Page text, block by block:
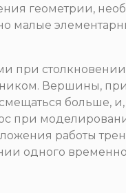
геометрии,
малые
при
Вершины,
больше, и,
при
работы
одного